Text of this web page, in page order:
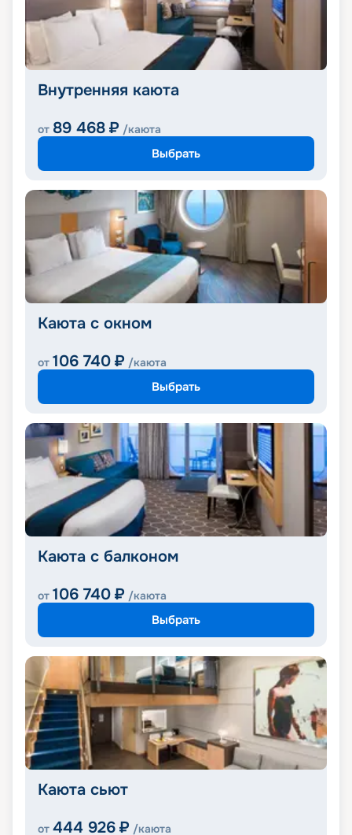
Внутренняя каюта
от 89 468 ₽ /каюта
Выбрать
Каюта с окном
от 106 740 ₽ /каюта
Выбрать
Каюта с балконом
от 106 740 ₽ /каюта
Выбрать
Каюта сьют
от 444 926 ₽ /каюта